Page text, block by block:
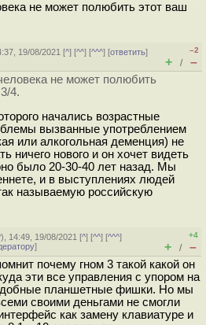
не может полюбить этот ваш
19/08/2021 [^] [^^] [^^^] [ответить]
–2
+ / –
не может полюбить
4.
начались возрастные
вызванные употреблением
или алкогольная деменция) не
ничего нового и он хочет видеть
было 20-30-40 лет назад. Мы
и в выступлениях людей
называемую российскую
), 14:49, 19/08/2021 [^] [^^] [^^^]
]
+4
+ / –
почему гном 3 такой какой он
эти все управления с упором на
планшетные фишки. Но мы
своими деньгами не смогли
как замену клавиатуре и